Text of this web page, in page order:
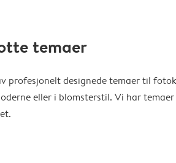
temaer
profesjonelt designede temaer til
eller i blomsterstil. Vi har